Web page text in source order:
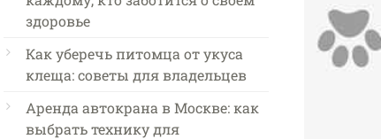
здоровье
Как уберечь питомца от укуса
клеща: советы для владельцев
Аренда автокрана в Москве: как
выбрать технику для